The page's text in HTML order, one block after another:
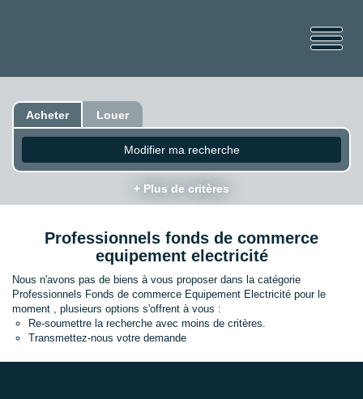
Acheter Louer
Modifier ma recherche
+ Plus de critères
Professionnels fonds de commerce
equipement electricité
Nous n'avons pas de biens à vous proposer dans la catégorie
Professionnels Fonds de commerce Equipement Electricité pour le
moment , plusieurs options s'offrent à vous :
Re-soumettre la recherche avec moins de critères.
Transmettez-nous votre demande